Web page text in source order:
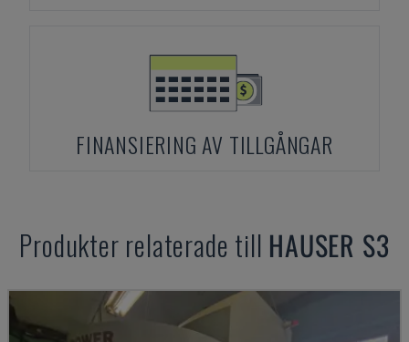
FINANSIERING AV TILLGÅNGAR
Produkter relaterade till HAUSER S3